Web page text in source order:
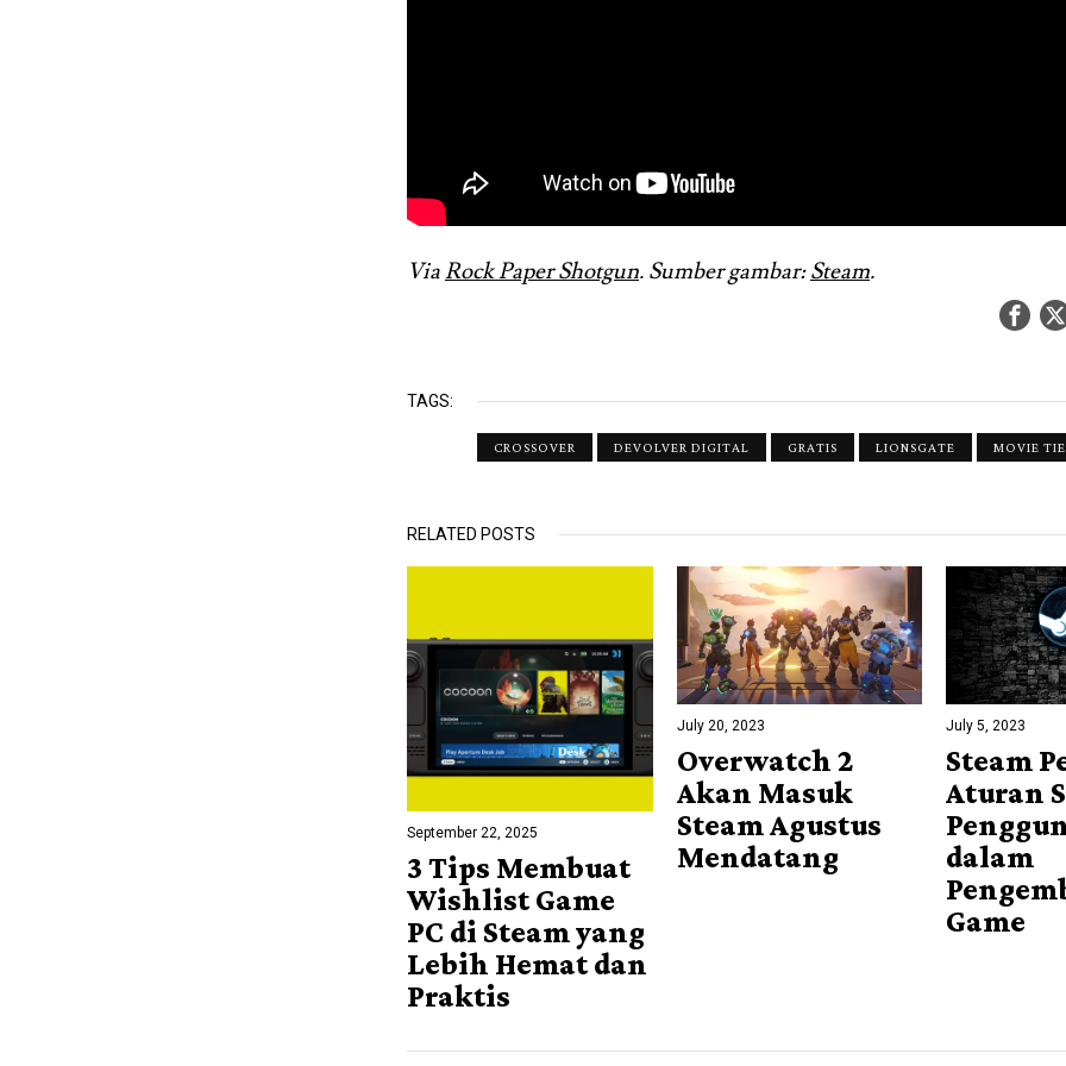
ViaRock Paper Shotgun. Sumber gambar:Steam.
TAGS:
CROSSOVER DEVOLVER DIGITAL GRATIS LIONSGATE MOVIE
RELATED POSTS
September 22, 2025
3 Tips Membuat
Wishlist Game
PC di Steam yang
Lebih Hemat dan
Praktis
July 20, 2023
Overwatch 2
Akan Masuk
Steam Agustus
Mendatang
July 5, 2023
Steam
Aturan
dalam
Game